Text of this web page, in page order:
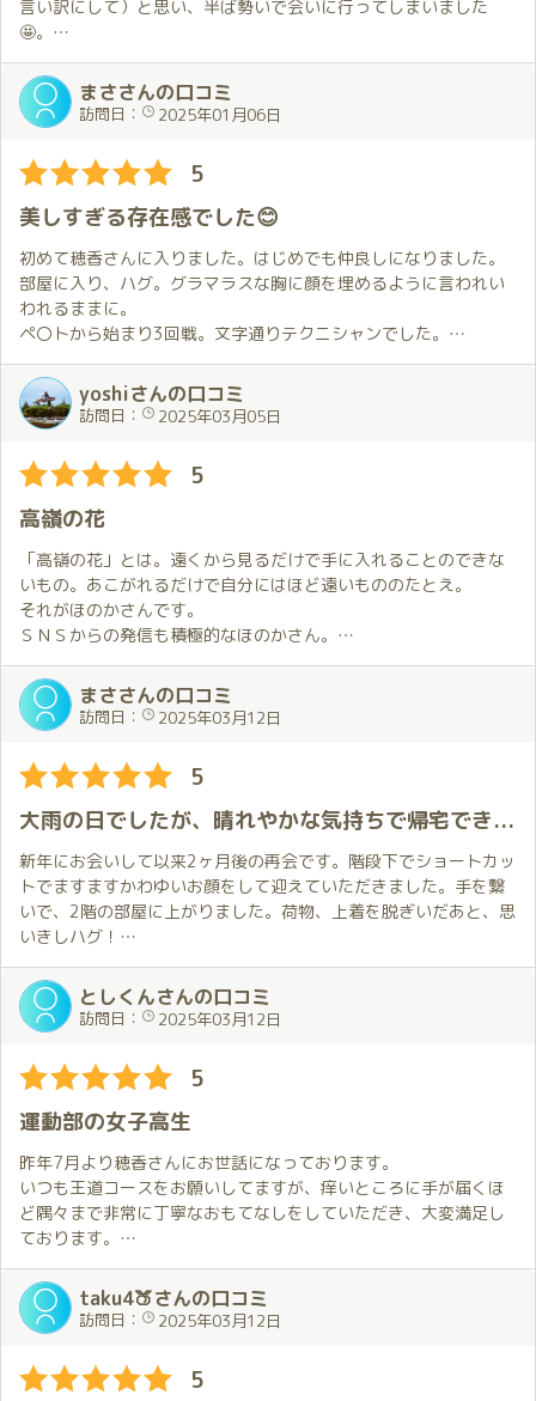
全く予想していなかった私服の穂香さんにお会い出来てとても嬉
しかったです。
この出来事に加えてブログやSNSを見る時間もなかなか取れなか
ったこともあり、お会い出来たことが嬉しくてお部屋に着いたと
きに普段よりも長くハグしていました。
その後も穂香さんが私に合わせてくれるように何度もハグしてく
れたので、この上なく幸せな気持ちに。
琥珀の豪華なお部屋で幸せに包まれて過ごす時間は本当に素晴ら
しかったです。
いつも優しく寄り添ってくれる穂香さんは素敵な方で、出会えた
ことにとても感謝しています。
優しくて美人で可愛い穂香さんと琥珀という素晴らしい場所でお
会いできることを嬉しく思います。
来月の予約もお願いしているのでその日を楽しみにしています。
言い訳にして）と思い、半ば勢いで会いに行ってしまいました
🤩。
今回も衣装のリクエストをしましたが、ちょっとマニアック過ぎ
てお持ちでは無かったのですが似た様なもので対応してくれまし
た😆。
御対面から手を引かれてお部屋への移動、そしてお部屋に入って
からのハグ🤗、それだけでその後の幸せな時間を想像して興奮が
止まりません😤。
今回は特にプレイでのリクエストはしていないので基本ほのかさ
んにお任せだったのですが、こちらの要望をさりげなく感じ取っ
てくれて大変至福の時間でした😄。
今回特に驚いたのは、Bットでのプレイ中に自分が好きな体勢に導
いてくれた事でした🤔。
その事に興奮が更に上がり無我夢中になってしまいました😍。
それとMットでのプレイ中にマッサージをしてくれました😊。
特にお願いした訳ではありませんが、こちらの何かを察してくれ
たのだと思います。
その後最初より元気になった事にビックリ😲。
ただそんな時に限ってフィニッシュ出来ず😭。
それでもほのかさんは優しく声を掛けてくれました🥰。
プレイの合間は相変わらずの雰囲気で、ついつい色々とお話しし
ちゃいました😊。
そのせいで最後ちょっとバタバタしちゃいましたが😓。
今回もあっという間に楽しい癒しの時間が過ぎていってしまいま
した。
次回の予約は確保してあるので、その日を楽しみに次の事を考え
ながら日々乗り切っていこうと思います。
まささんの口コミ
訪問日： 2025年01月06日
5
美しすぎる存在感でした😊
初めて穂香さんに入りました。はじめでも仲良しになりました。
部屋に入り、ハグ。グラマラスな胸に顔を埋めるように言われい
われるままに。
ペ〇トから始まり3回戦。文字通りテクニシャンでした。
エ〇チはお上手ですが、性格は極めて良く、真面目でした。
話も面白く楽しませていただきました。
お風呂に入り、温泉地♨️に来たような錯覚に陥りました。
あっという間の②時間でした。また、お会いしたいです❤️
yoshiさんの口コミ
訪問日： 2025年03月05日
5
高嶺の花
「高嶺の花」とは。遠くから見るだけで手に入れることのできな
いもの。あこがれるだけで自分にはほど遠いもののたとえ。
それがほのかさんです。
ＳＮＳからの発信も積極的なほのかさん。
その内容は自身のアピールばかりではなく、少し秘密めいたほの
かさんのお仕事の裏話や他のキャストさんの情報など一般的な
「キテネ」メインの営業垢とは趣が異なります。
一方、みなさんも当サイトの写真等でもご存じだと思いますが黒
髪ショートに吸い込まれるようなまなざし。最近開設された「Ｙ
ｏｕＴｕｂｅチャンネル」でも確認できる魅惑的なボイス。そし
て身体の線が全方位どこから見ても美しいまさに高嶺の花とは彼
女のことです。
さらに極め付きはあの「極〇」をまとった極上のおもてなし。
「筆下ろし職人」の顔も持つほのかさんで私は筆を置きたいとす
ら思ってしまいます。
まささんの口コミ
訪問日： 2025年03月12日
5
大雨の日でしたが、晴れやかな気持ちで帰宅できました😊
新年にお会いして以来2ヶ月後の再会です。階段下でショートカッ
トでますますかわゆいお顔をして迎えていただきました。手を繋
いで、2階の部屋に上がりました。荷物、上着を脱ぎいだあと、思
いきしハグ！
そのあと熱い口づけをしばらくしました。ベッドに行きましょう
といわれ、お互いに素肌をめせ合いながら、愛を確かめて合いま
した。彼女が上で、やっという間に私は天国に行ってしまいまし
た。たくさん近況をお互いに話しました。ほんとあっという間に
時間がすぎ、お別れの👄づけをし今日は終わりになりました😭
としくんさんの口コミ
訪問日： 2025年03月12日
5
運動部の女子高生
昨年7月より穂香さんにお世話になっております。
いつも王道コースをお願いしてますが、痒いところに手が届くほ
ど隅々まで非常に丁寧なおもてなしをしていただき、大変満足し
ております。
最近、穂香さんは髪を切られたようですが、これがまた、ショー
トカット好きの自分にはどストライクな髪型で、22歳の女性には
失礼を承知で書かせていただきますが、まるで「運動部の女子高
生」のように可愛くて、食べちゃいたいくらいに惚れてしまいま
した。
これからも推していきたいと思います。
taku4🍑さんの口コミ
訪問日： 2025年03月12日
5